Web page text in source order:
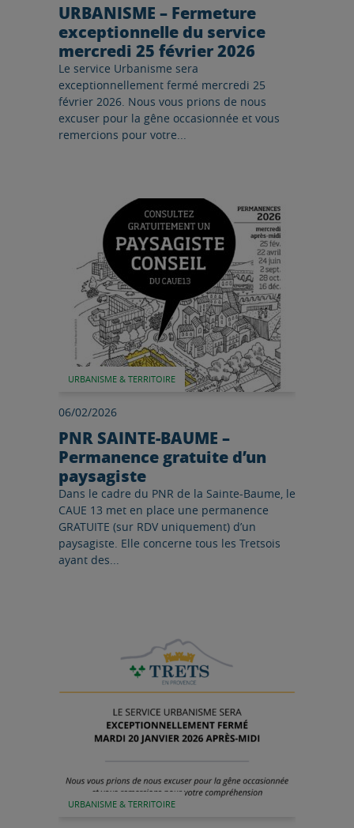
URBANISME – Fermeture
exceptionnelle du service
mercredi 25 février 2026
Le service Urbanisme sera
exceptionnellement fermé mercredi 25
février 2026. Nous vous prions de nous
excuser pour la gêne occasionnée et vous
remercions pour votre...
URBANISME & TERRITOIRE
06/02/2026
PNR SAINTE-BAUME –
Permanence gratuite d’un
paysagiste
Dans le cadre du PNR de la Sainte-Baume, le
CAUE 13 met en place une permanence
GRATUITE (sur RDV uniquement) d’un
paysagiste. Elle concerne tous les Tretsois
ayant des...
URBANISME & TERRITOIRE